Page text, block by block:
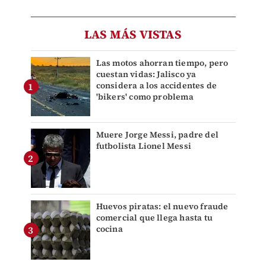
LAS MÁS VISTAS
Las motos ahorran tiempo, pero
cuestan vidas: Jalisco ya
considera a los accidentes de
'bikers' como problema
Muere Jorge Messi, padre del
futbolista Lionel Messi
Huevos piratas: el nuevo fraude
comercial que llega hasta tu
cocina